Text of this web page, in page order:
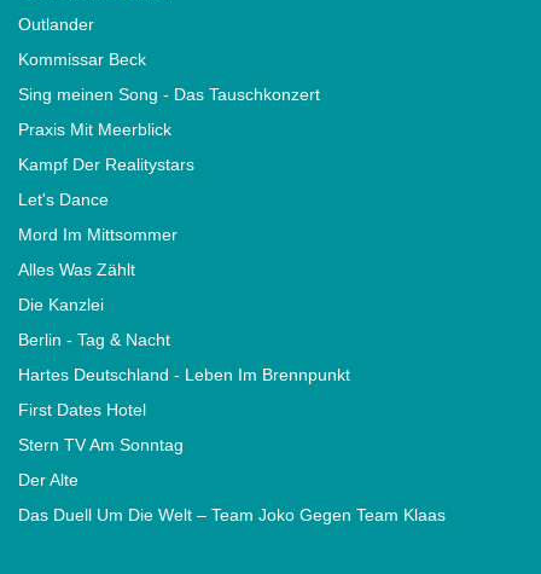
Outlander
Kommissar Beck
Sing meinen Song - Das Tauschkonzert
Praxis Mit Meerblick
Kampf Der Realitystars
Let's Dance
Mord Im Mittsommer
Alles Was Zählt
Die Kanzlei
Berlin - Tag & Nacht
Hartes Deutschland - Leben Im Brennpunkt
First Dates Hotel
Stern TV Am Sonntag
Der Alte
Das Duell Um Die Welt – Team Joko Gegen Team Klaas